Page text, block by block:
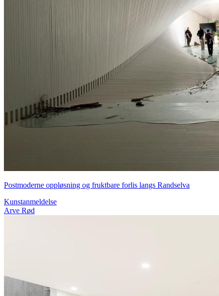
Postmoderne oppløsning og fruktbare forlis langs Randselva
Kunstanmeldelse
Arve Rød